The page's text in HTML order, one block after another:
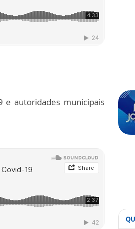
e autoridades municipais